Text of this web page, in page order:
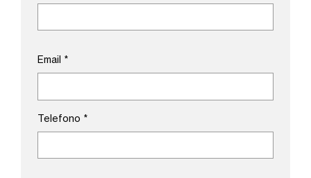
Email *
Telefono *